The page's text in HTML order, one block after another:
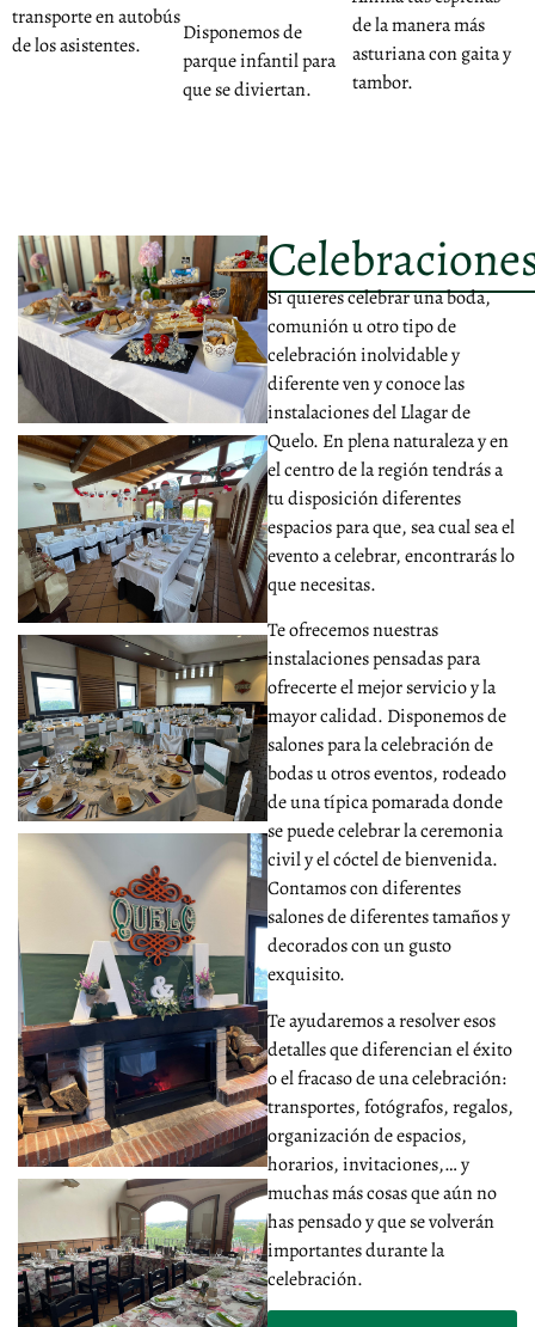
transporte en autobús
de los asistentes.
Disponemos de
parque infantil para
que se diviertan.
de la manera más
asturiana con gaita y
tambor.
Si quieres celebrar una boda,
comunión u otro tipo de
celebración inolvidable y
diferente ven y conoce las
instalaciones del Llagar de
Quelo. En plena naturaleza y en
el centro de la región tendrás a
tu disposición diferentes
espacios para que, sea cual sea el
evento a celebrar, encontrarás lo
que necesitas.
Te ofrecemos nuestras
instalaciones pensadas para
ofrecerte el mejor servicio y la
mayor calidad. Disponemos de
salones para la celebración de
bodas u otros eventos, rodeado
de una típica pomarada donde
se puede celebrar la ceremonia
civil y el cóctel de bienvenida.
Contamos con diferentes
salones de diferentes tamaños y
decorados con un gusto
exquisito.
Te ayudaremos a resolver esos
detalles que diferencian el éxito
o el fracaso de una celebración:
transportes, fotógrafos, regalos,
organización de espacios,
horarios, invitaciones,… y
muchas más cosas que aún no
has pensado y que se volverán
importantes durante la
celebración.